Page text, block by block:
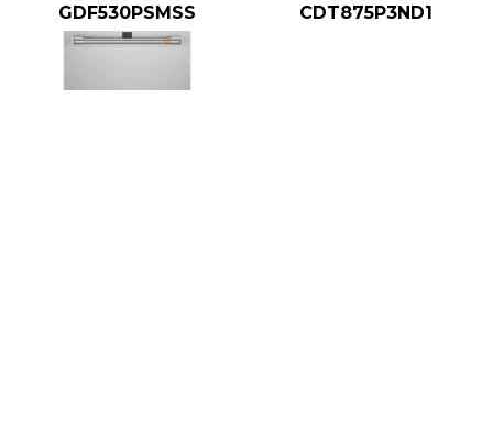
GDF530PSMSS CDT875P3ND1